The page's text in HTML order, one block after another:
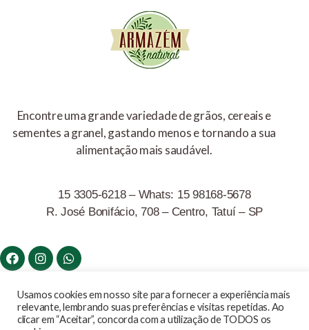
Encontre uma grande variedade de grãos, cereais e
sementes a granel, gastando menos e tornando a sua
alimentação mais saudável.
15 3305-6218 – Whats: 15 98168-5678
R. José Bonifácio, 708 – Centro, Tatuí – SP
Armazem Natural © Todos os direitos reservados Copyrights
2020
Usamos cookies em nosso site para fornecer a experiência mais
relevante, lembrando suas preferências e visitas repetidas. Ao
clicar em “Aceitar”, concorda com a utilização de TODOS os